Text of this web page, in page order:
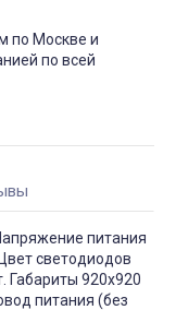
по Москве и
по всей
питания
светодиодов
Габариты 920x920
питания (без